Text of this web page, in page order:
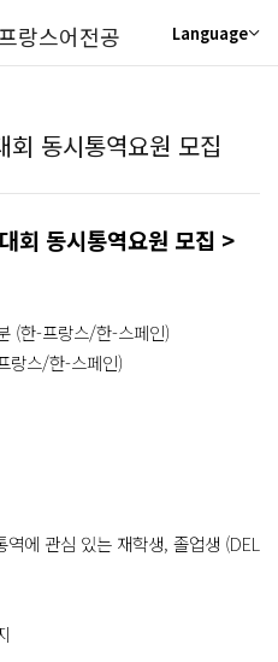
프랑스어전공 Language
동시통역요원 모집
회 동시통역요원 모집 >
(한-프랑스/한-스페인)
스/한-스페인)
에 관심 있는 재학생, 졸업생 (DEL